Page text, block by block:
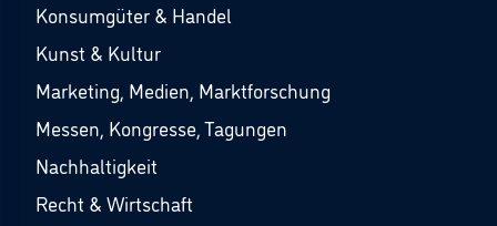
Konsumgüter & Handel
Kunst & Kultur
Marketing, Medien, Marktforschung
Messen, Kongresse, Tagungen
Nachhaltigkeit
Recht & Wirtschaft